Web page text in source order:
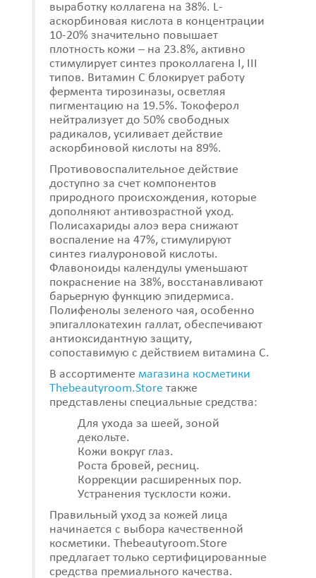
выработку коллагена на 38%. L-
аскорбиновая кислота в концентрации
10-20% значительно повышает
плотность кожи – на 23.8%, активно
стимулирует синтез проколлагена I, III
типов. Витамин С блокирует работу
фермента тирозиназы, осветляя
пигментацию на 19.5%. Токоферол
нейтрализует до 50% свободных
радикалов, усиливает действие
аскорбиновой кислоты на 89%.
Противовоспалительное действие
доступно за счет компонентов
природного происхождения, которые
дополняют антивозрастной уход.
Полисахариды алоэ вера снижают
воспаление на 47%, стимулируют
синтез гиалуроновой кислоты.
Флавоноиды календулы уменьшают
покраснение на 38%, восстанавливают
барьерную функцию эпидермиса.
Полифенолы зеленого чая, особенно
эпигаллокатехин галлат, обеспечивают
антиоксидантную защиту,
сопоставимую с действием витамина С.
В ассортименте магазина косметики
Thebeautyroom.Store также
представлены специальные средства:
Для ухода за шеей, зоной
декольте.
Кожи вокруг глаз.
Роста бровей, ресниц.
Коррекции расширенных пор.
Устранения тусклости кожи.
Правильный уход за кожей лица
начинается с выбора качественной
косметики. Thebeautyroom.Store
предлагает только сертифицированные
средства премиального качества.